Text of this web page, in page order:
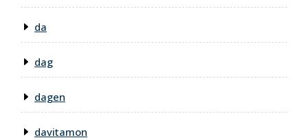
da
dag
dagen
davitamon